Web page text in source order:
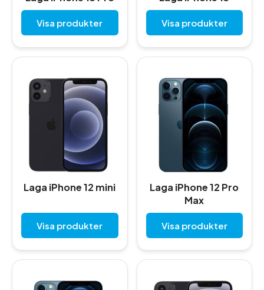
Visa produkter Visa produkter
Laga iPhone 12 mini
Visa produkter
Laga iPhone 12 Pro
Max
Visa produkter